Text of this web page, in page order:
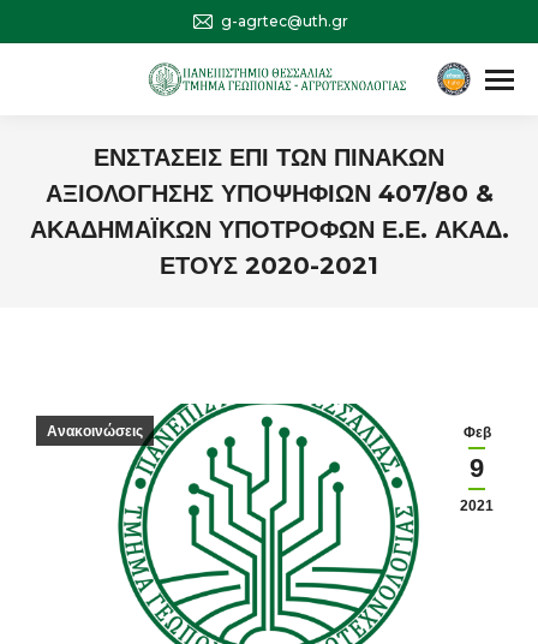
g-agrtec@uth.gr
ΕΝΣΤΑΣΕΙΣ ΕΠΙ ΤΩΝ ΠΙΝΑΚΩΝ
ΑΞΙΟΛΟΓΗΣΗΣ ΥΠΟΨΗΦΙΩΝ 407/80 &
ΑΚΑΔΗΜΑΪΚΩΝ ΥΠΟΤΡΟΦΩΝ Ε.Ε. ΑΚΑΔ.
ΕΤΟΥΣ 2020-2021
Φεβ
9
2021
Ανακοινώσεις